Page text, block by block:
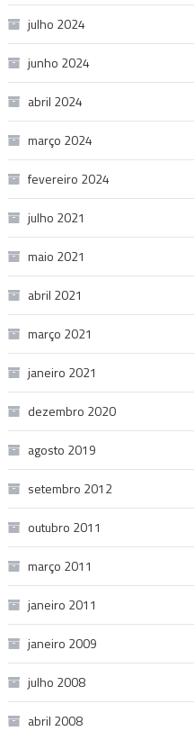
julho 2024
junho 2024
abril 2024
março 2024
fevereiro 2024
julho 2021
maio 2021
abril 2021
março 2021
janeiro 2021
dezembro 2020
agosto 2019
setembro 2012
outubro 2011
março 2011
janeiro 2011
janeiro 2009
julho 2008
abril 2008